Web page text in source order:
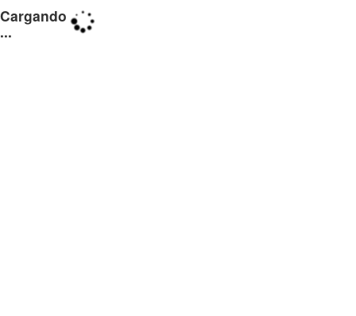
Cargando
...